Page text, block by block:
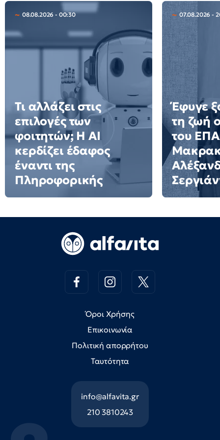
08.08.2026 - 00:30
Τι αλλάζει στις
επιλογές των
φοιτητών; Η AI
κερδίζει έδαφος
έναντι της
Πληροφορικής
07.08.2026 -
Έφυγε
τη ζωή
του
Όροι Χρήσης
Επικοινωνία
Πολιτική απορρήτου
Ταυτότητα
info@alfavita.gr
210 3810243